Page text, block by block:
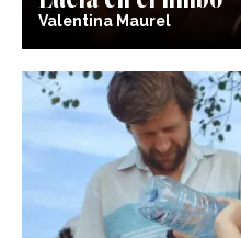
Valentina Maurel